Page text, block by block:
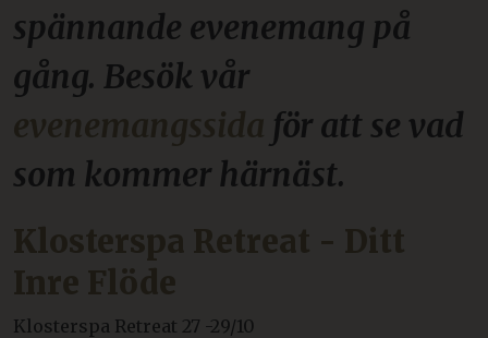
spännande evenemang på
gång. Besök vår
evenemangssida för att se vad
som kommer härnäst.
Klosterspa Retreat - Ditt
Inre Flöde
Klosterspa Retreat 27 -29/10